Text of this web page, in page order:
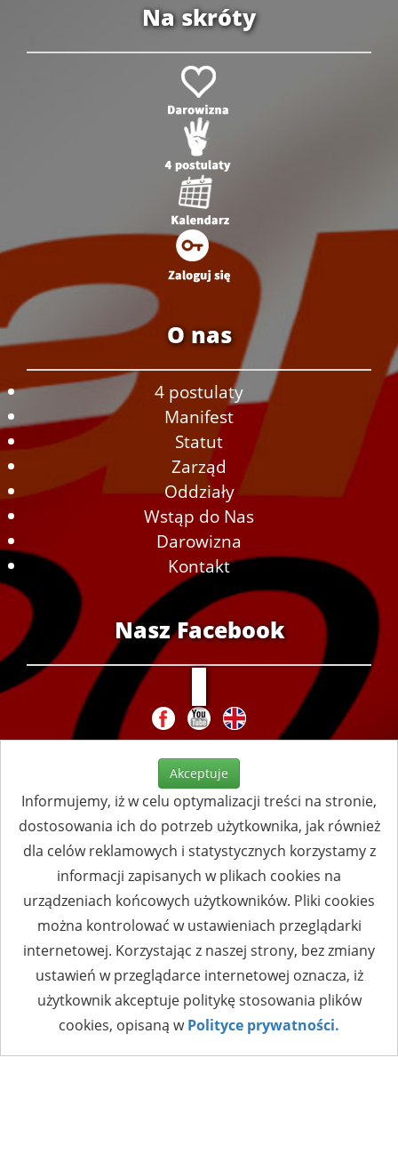
Na skróty
O nas
4 postulaty
Manifest
Statut
Zarząd
Oddziały
Wstąp do Nas
Darowizna
Kontakt
Nasz Facebook
Akceptuje
Informujemy, iż w celu optymalizacji treści na stronie,
dostosowania ich do potrzeb użytkownika, jak również
dla celów reklamowych i statystycznych korzystamy z
informacji zapisanych w plikach cookies na
urządzeniach końcowych użytkowników. Pliki cookies
można kontrolować w ustawieniach przeglądarki
internetowej. Korzystając z naszej strony, bez zmiany
ustawień w przeglądarce internetowej oznacza, iż
użytkownik akceptuje politykę stosowania plików
cookies, opisaną wPolityce prywatności.